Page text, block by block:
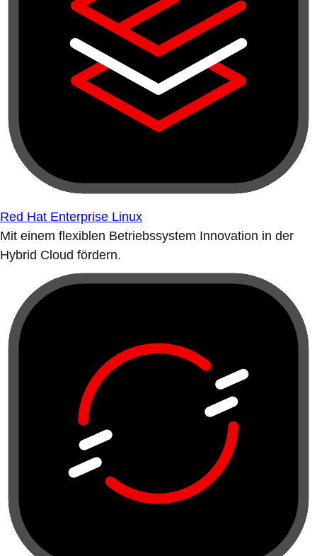
Red Hat Enterprise Linux
Mit einem flexiblen Betriebssystem Innovation in der
Hybrid Cloud fördern.